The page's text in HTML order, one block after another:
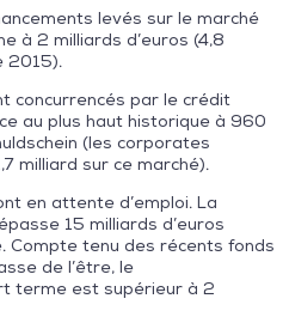
levés sur le marché
à 2 milliards d’euros (4,8
2015).
concurrencés par le crédit
au plus haut historique à 960
(les corporates
milliard sur ce marché).
en attente d’emploi. La
15 milliards d’euros
Compte tenu des récents fonds
de l’être, le
terme est supérieur à 2